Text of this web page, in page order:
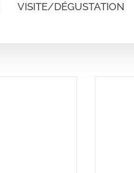
VISITE/DÉGUSTATION